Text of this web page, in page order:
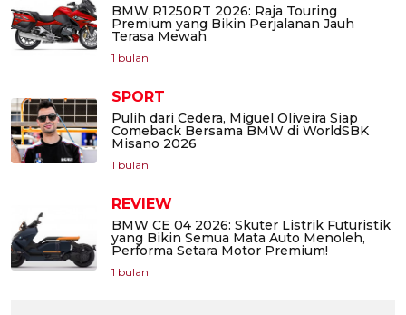
BMW R1250RT 2026: Raja Touring
Premium yang Bikin Perjalanan Jauh
Terasa Mewah
1 bulan
SPORT
Pulih dari Cedera, Miguel Oliveira Siap
Comeback Bersama BMW di WorldSBK
Misano 2026
1 bulan
REVIEW
BMW CE 04 2026: Skuter Listrik Futuristik
yang Bikin Semua Mata Auto Menoleh,
Performa Setara Motor Premium!
1 bulan